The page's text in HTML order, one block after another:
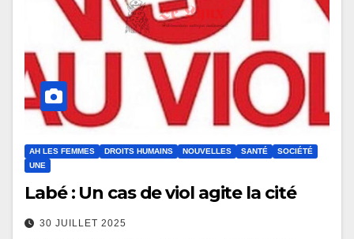
AH LES FEMMES DROITS HUMAINS NOUVELLES SANTÉ
SOCIÉTÉ
UNE
Labé : Un cas de viol agite la cité
30 JUILLET 2025